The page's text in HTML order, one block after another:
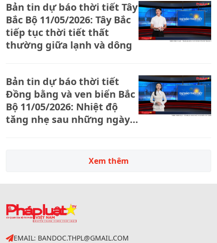
Bản tin dự báo thời tiết Tây
Bắc Bộ 11/05/2026: Tây Bắc
tiếp tục thời tiết thất
thường giữa lạnh và dông
Bản tin dự báo thời tiết
Đồng bằng và ven biển Bắc
Bộ 11/05/2026: Nhiệt độ
tăng nhẹ sau những ngày
Xem thêm
EMAIL: BANDOC.THPL@GMAIL.COM